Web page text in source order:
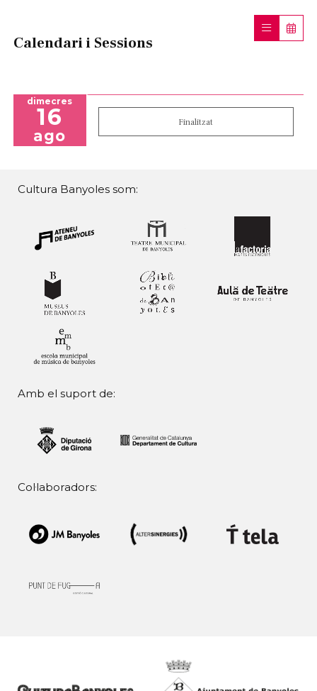
Calendari i Sessions
dimecres
16
ago
Finalitzat
Cultura Banyoles som:
Amb el suport de:
Col·laboradors: